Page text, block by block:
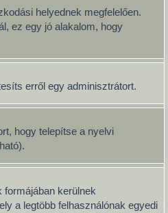
helyednek megfelelően.
ez egy jó alakalom, hogy
erről egy adminisztrátort.
hogy telepítse a nyelvi
kerülnek
a legtöbb felhasználónak egyedi